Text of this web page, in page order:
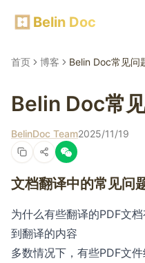
Belin Doc
首页 博客 Belin Doc常见问
Belin Doc常
BelinDoc Team2025/11/19
文档翻译中的常见问
为什么有些翻译的PDF文
到翻译的内容
多数情况下，有些PDF文